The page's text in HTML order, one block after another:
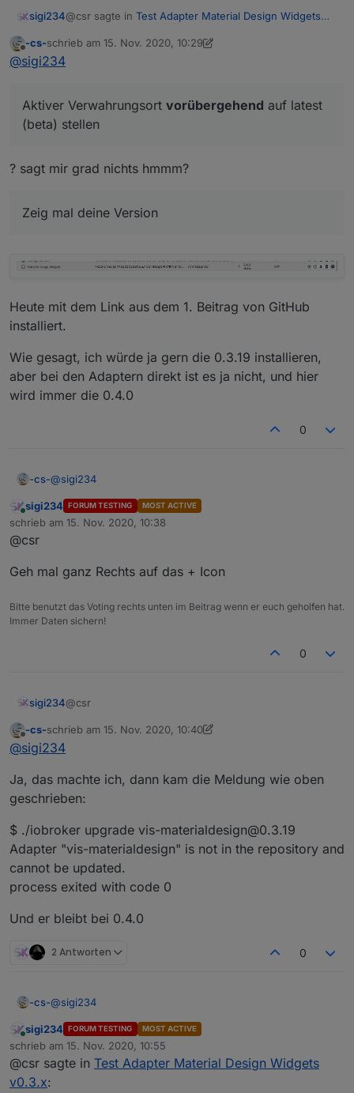
sigi234@csr sagte in Test Adapter Material Design Widgets
geht ja nicht,
( Adapter "vis-materialdesign" is not in the
repository )
Aktiver Verwahrungsort vorübergehend
(beta) stellen
Offline
-cs-schrieb am 15. Nov. 2020, 10:29
zuletzt editiert von -cs-
@sigi234
Aktiver Verwahrungsort vorübergehend auf latest
(beta) stellen
? sagt mir grad nichts hmmm?
Zeig mal deine Version
Heute mit dem Link aus dem 1. Beitrag von GitHub
installiert.
Wie gesagt, ich würde ja gern die 0.3.19 installieren,
aber bei den Adaptern direkt ist es ja nicht, und hier
wird immer die 0.4.0
0
-cs-@sigi234
Aktiver Verwahrungsort
bei den Adaptern direkt ist es ja nicht, und hier wird
immer die 0.4.0
Online
sigi234 FORUM TESTING MOST ACTIVE
schrieb am 15. Nov. 2020, 10:38
zuletzt editiert von
@csr
Geh mal ganz Rechts auf das + Icon
Bitte benutzt das Voting rechts unten im Beitrag wenn er euch geholfen hat.
Immer Daten sichern!
0
sigi234@csr
Geh mal ganz Rechts auf das + Icon
Offline
-cs-schrieb am 15. Nov. 2020, 10:40
zuletzt editiert von -cs-
@sigi234
Ja, das machte ich, dann kam die Meldung wie oben
geschrieben:
$ ./iobroker upgrade vis-materialdesign@0.3.19
Adapter "vis-materialdesign" is not in the repository and
cannot be updated.
process exited with code 0
Und er bleibt bei 0.4.0
2 Antworten 0
-cs-@sigi234
Ja, das machte ich, dann kam die Meldung wie oben
geschrieben:
$ ./iobroker upgrade vis-materialdesign@0.3.19
Online
sigi234 FORUM TESTING MOST ACTIVE
schrieb am 15. Nov. 2020, 10:55
zuletzt editiert von
@csr sagte in Test Adapter Material Design Widgets
v0.3.x: